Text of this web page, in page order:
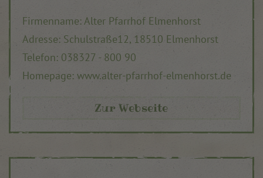
Firmenname: Alter Pfarrhof Elmenhorst
Adresse: Schulstraße12, 18510 Elmenhorst
Telefon: 038327 - 800 90
Homepage: www.alter-pfarrhof-elmenhorst.de
Zur Webseite